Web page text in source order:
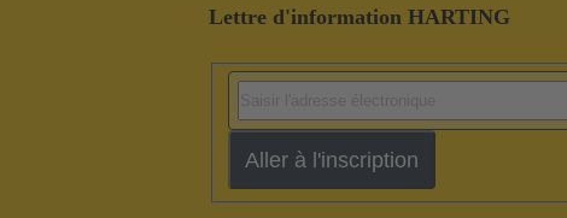
Lettre d'information HARTING
Aller à l'inscription